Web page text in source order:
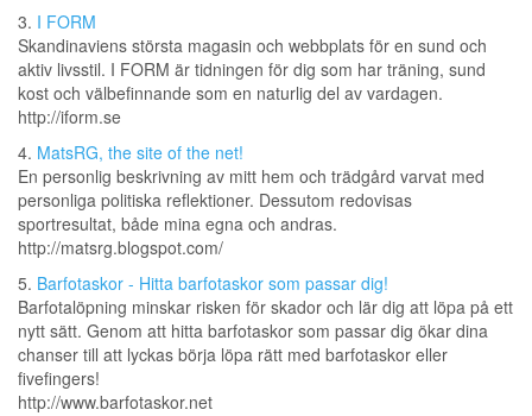
3. I FORM
Skandinaviens största magasin och webbplats för en sund och
aktiv livsstil. I FORM är tidningen för dig som har träning, sund
kost och välbefinnande som en naturlig del av vardagen.
http://iform.se
4. MatsRG, the site of the net!
En personlig beskrivning av mitt hem och trädgård varvat med
personliga politiska reflektioner. Dessutom redovisas
sportresultat, både mina egna och andras.
http://matsrg.blogspot.com/
5. Barfotaskor - Hitta barfotaskor som passar dig!
Barfotalöpning minskar risken för skador och lär dig att löpa på ett
nytt sätt. Genom att hitta barfotaskor som passar dig ökar dina
chanser till att lyckas börja löpa rätt med barfotaskor eller
fivefingers!
http://www.barfotaskor.net